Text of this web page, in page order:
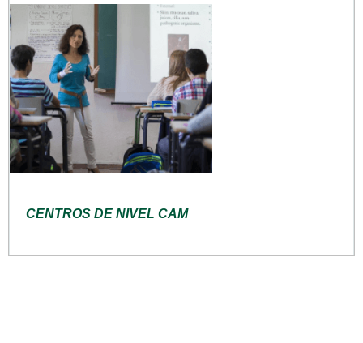
CENTROS DE NIVEL CAM